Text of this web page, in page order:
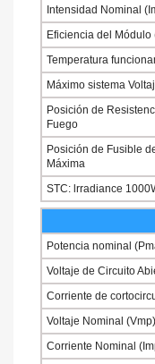
Intensidad Nominal
Eficiencia del Módulo
Temperatura
Máximo sistema
Posición de
Fuego
Posición de Fusible
Máxima
STC: lrradiance
Potencia nominal
Voltaje de Circuito
Corriente de
Voltaje Nominal (Vmp)
Corriente Nominal